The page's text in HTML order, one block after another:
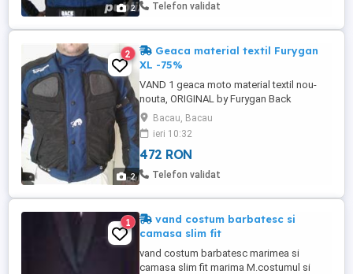
2 Telefon validat
2
2
Geaca material textil Furygan
XL -75%
VAND 1 geaca moto material textil nou-
nouta, ORIGINAL by Furygan Back
Security, marimea XL culoare negru-
albastru, provenienta Italia. Pret eticheta
361 euro, se vinde cu 90 euro. PRODUS
NOU! Platiti 25 % din valoarea reala !
Bacau, Bacau
ieri 10:32
472 RON
Telefon validat
1
vand costum barbatesc si
camasa slim fit
vand costum barbatesc marimea si
camasa slim fit marima M.costumul si